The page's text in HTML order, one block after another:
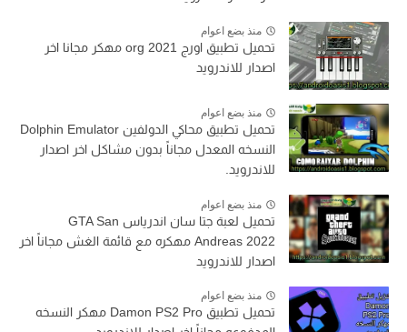
منذ بضع اعوام
تحميل تطبيق اورج org 2021 مهكر مجانا اخر
اصدار للاندرويد
منذ بضع اعوام
تحميل تطبيق محاكي الدولفين Dolphin Emulator
النسخه المعدل مجاناً بدون مشاكل اخر اصدار
للاندرويد.
منذ بضع اعوام
تحميل لعبة جتا سان اندرياس GTA San
Andreas 2022 مهكره مع قائمة الغش مجاناً اخر
اصدار للاندرويد
منذ بضع اعوام
تحميل تطبيق Damon PS2 Pro مهكر النسخه